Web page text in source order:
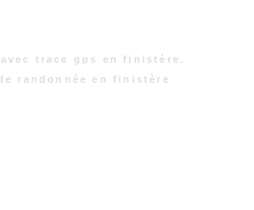
trace gps en finistère.
randonnée en finistère